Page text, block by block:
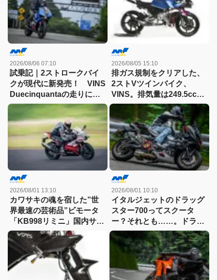
2026/08/06 07:10
試乗記｜2ストロークバイ
クが現代に新発売！ VINS
Duecinquantaの走りに大
感動
2026/08/05 15:10
排ガス規制をクリアした、
2ストVツインバイク、
VINS。排気量は249.5cc、
83HPを絞り出す。そのエ
ンジンの技術とは
2026/08/01 13:10
カワサキの魂を宿した”世
界最速の芸術品”ビモータ
「KB998リミニ」国内サー
キット試乗記
2026/08/01 10:10
イタルジェットのドラッグ
スター700ってスクータ
ー？それとも……。ドラッ
グスター700ツイン・リミ
テッドエディション試乗記